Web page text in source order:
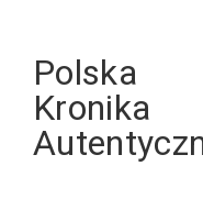
contentPolska
Kronika